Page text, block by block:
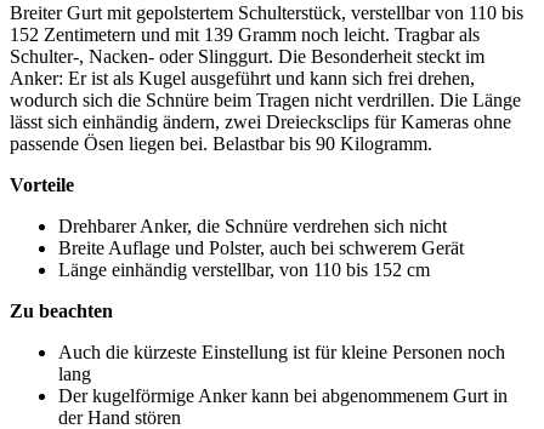
Breiter Gurt mit gepolstertem Schulterstück, verstellbar von 110 bis
152 Zentimetern und mit 139 Gramm noch leicht. Tragbar als
Schulter-, Nacken- oder Slinggurt. Die Besonderheit steckt im
Anker: Er ist als Kugel ausgeführt und kann sich frei drehen,
wodurch sich die Schnüre beim Tragen nicht verdrillen. Die Länge
lässt sich einhändig ändern, zwei Dreiecksclips für Kameras ohne
passende Ösen liegen bei. Belastbar bis 90 Kilogramm.
Vorteile
Drehbarer Anker, die Schnüre verdrehen sich nicht
Breite Auflage und Polster, auch bei schwerem Gerät
Länge einhändig verstellbar, von 110 bis 152 cm
Zu beachten
Auch die kürzeste Einstellung ist für kleine Personen noch
lang
Der kugelförmige Anker kann bei abgenommenem Gurt in
der Hand stören